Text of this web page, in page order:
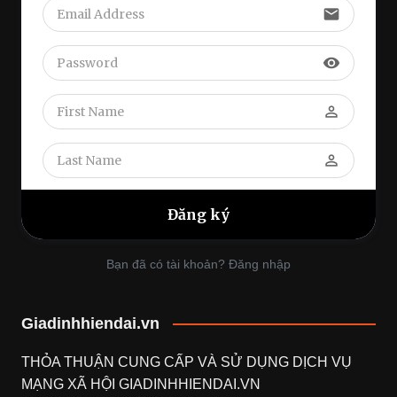
email
visibility
perm_identity
perm_identity
Bạn đã có tài khoản? Đăng nhập
Giadinhhiendai.vn
THỎA THUẬN CUNG CẤP VÀ SỬ DỤNG DỊCH VỤ
MẠNG XÃ HỘI GIADINHHIENDAI.VN